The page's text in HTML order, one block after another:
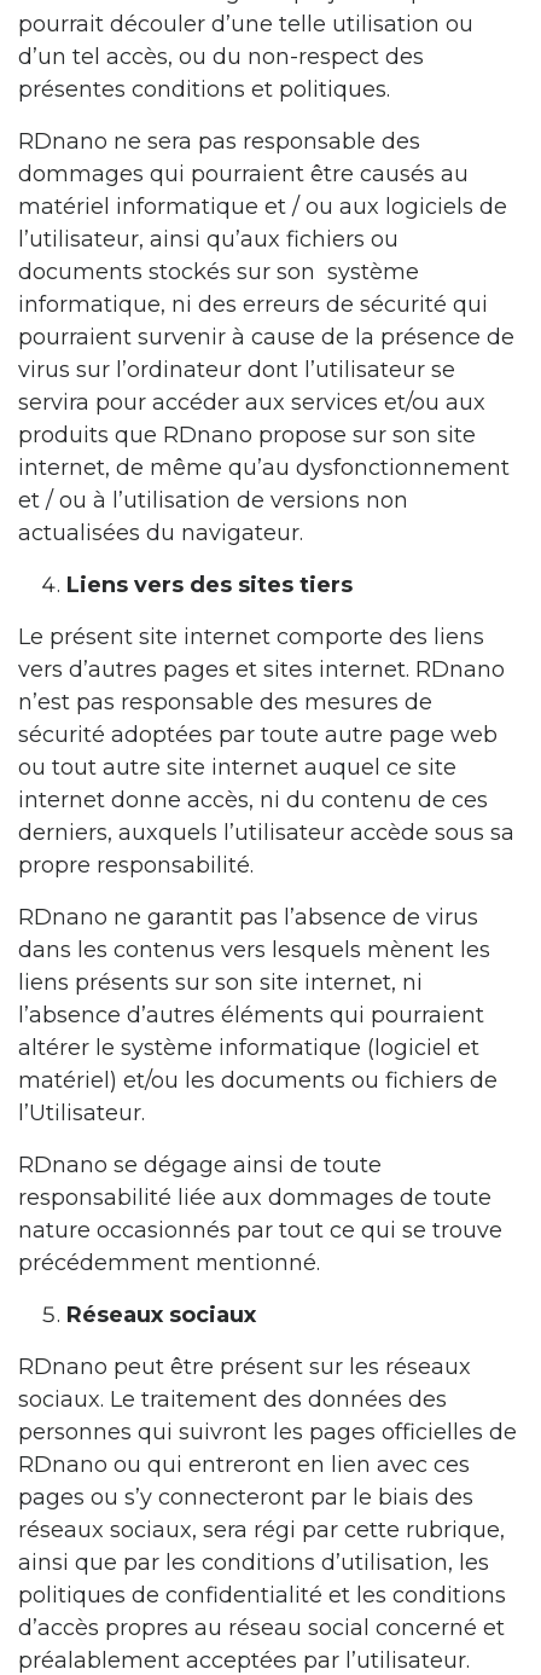
pourrait découler d’une telle utilisation ou
d’un tel accès, ou du non-respect des
présentes conditions et politiques.
RDnano ne sera pas responsable des
dommages qui pourraient être causés au
matériel informatique et / ou aux logiciels de
l’utilisateur, ainsi qu’aux fichiers ou
documents stockés sur son système
informatique, ni des erreurs de sécurité qui
pourraient survenir à cause de la présence de
virus sur l’ordinateur dont l’utilisateur se
servira pour accéder aux services et/ou aux
produits que RDnano propose sur son site
internet, de même qu’au dysfonctionnement
et / ou à l’utilisation de versions non
actualisées du navigateur.
Liens vers des sites tiers
Le présent site internet comporte des liens
vers d’autres pages et sites internet. RDnano
n’est pas responsable des mesures de
sécurité adoptées par toute autre page web
ou tout autre site internet auquel ce site
internet donne accès, ni du contenu de ces
derniers, auxquels l’utilisateur accède sous sa
propre responsabilité.
RDnano ne garantit pas l’absence de virus
dans les contenus vers lesquels mènent les
liens présents sur son site internet, ni
l’absence d’autres éléments qui pourraient
altérer le système informatique (logiciel et
matériel) et/ou les documents ou fichiers de
l’Utilisateur.
RDnano se dégage ainsi de toute
responsabilité liée aux dommages de toute
nature occasionnés par tout ce qui se trouve
précédemment mentionné.
Réseaux sociaux
RDnano peut être présent sur les réseaux
sociaux. Le traitement des données des
personnes qui suivront les pages officielles de
RDnano ou qui entreront en lien avec ces
pages ou s’y connecteront par le biais des
réseaux sociaux, sera régi par cette rubrique,
ainsi que par les conditions d’utilisation, les
politiques de confidentialité et les conditions
d’accès propres au réseau social concerné et
préalablement acceptées par l’utilisateur.